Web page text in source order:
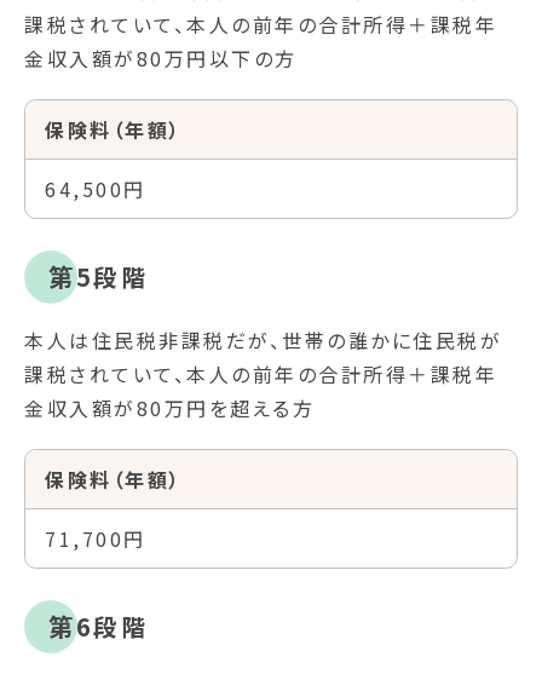
課税されていて、本人の前年の合計所得＋課税年
金収入額が80万円以下の方
保険料（年額）
64,500円
第5段階
本人は住民税非課税だが、世帯の誰かに住民税が
課税されていて、本人の前年の合計所得＋課税年
金収入額が80万円を超える方
保険料（年額）
71,700円
第6段階